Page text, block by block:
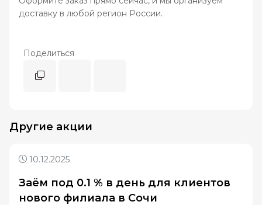
доставку в любой регион России.
Поделиться
Другие акции
10.12.2025
Заём под 0.1 % в день для клиентов
нового филиала в Сочи